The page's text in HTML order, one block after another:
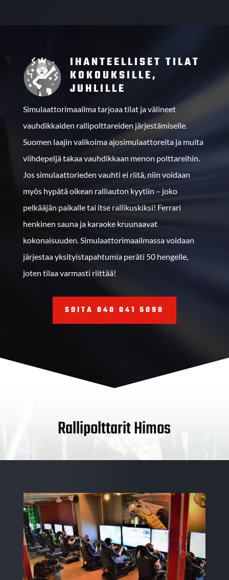
IHANTEELLISET TILAT
KOKOUKSILLE,
JUHLILLE
Simulaattorimaailma tarjoaa tilat ja välineet
vauhdikkaiden rallipolttareiden järjestämiselle.
Suomen laajin valikoima ajosimulaattoreita ja muita
viihdepeljä takaa vauhdikkaan menon polttareihin.
Jos simulaattorieden vauhti ei riitä, niin voidaan
myös hypätä oikean ralliauton kyytiin – joko
pelkääjän paikalle tai itse rallikuskiksi! Ferrari
henkinen sauna ja karaoke kruunaavat
kokonaisuuden. Simulaattorimaailmassa voidaan
järjestaa yksityistapahtumia peräti 50 hengelle,
joten tilaa varmasti riittää!
SOITA 040 041 5098
Rallipolttarit Himos